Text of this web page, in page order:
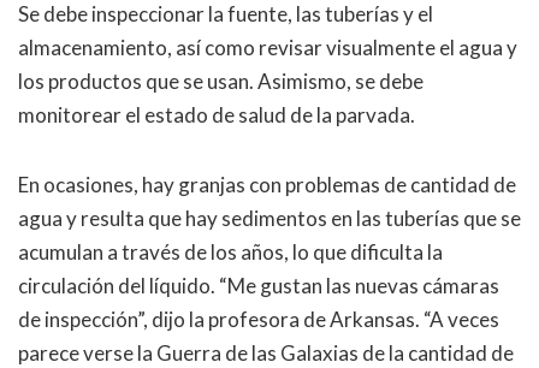
Se debe inspeccionar la fuente, las tuberías y el
almacenamiento, así como revisar visualmente el agua y
los productos que se usan. Asimismo, se debe
monitorear el estado de salud de la parvada.
En ocasiones, hay granjas con problemas de cantidad de
agua y resulta que hay sedimentos en las tuberías que se
acumulan a través de los años, lo que dificulta la
circulación del líquido. “Me gustan las nuevas cámaras
de inspección”, dijo la profesora de Arkansas. “A veces
parece verse la Guerra de las Galaxias de la cantidad de